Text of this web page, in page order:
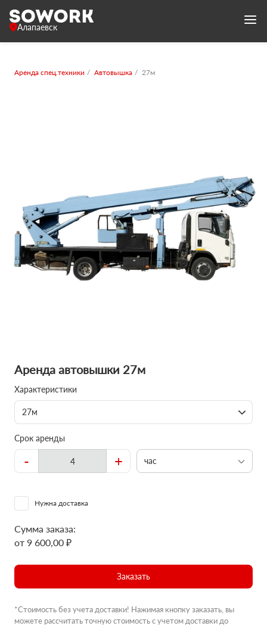
Алапаевск
Аренда спец.техники Автовышка 27м
Аренда автовышки 27м
Характеристики
27м
Срок аренды
- + час
Нужна доставка
Сумма заказа:
от 9 600,00 ₽
Заказать
*Стоимость без учета доставки! Нажимая кнопку заказать, вы
можете рассчитать точную стоимость с учетом доставки до